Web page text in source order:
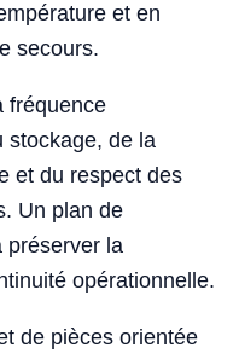
et en
secours.
fréquence
stockage, de la
et du respect des
Un plan de
préserver la
opérationnelle.
de pièces orientée